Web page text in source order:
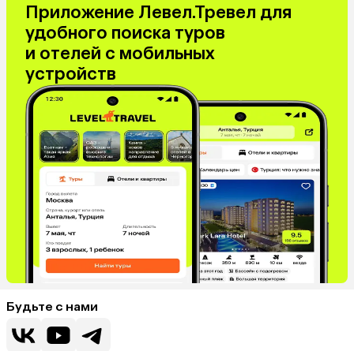
Приложение Левел.Тревел для
удобного поиска туров
и отелей с мобильных
устройств
Будьте с нами